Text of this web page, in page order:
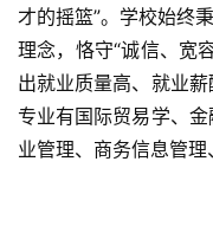
才的摇篮”。学校始终
理念，恪守“诚信、宽
出就业质量高、就业
专业有国际贸易学、
业管理、商务信息管理